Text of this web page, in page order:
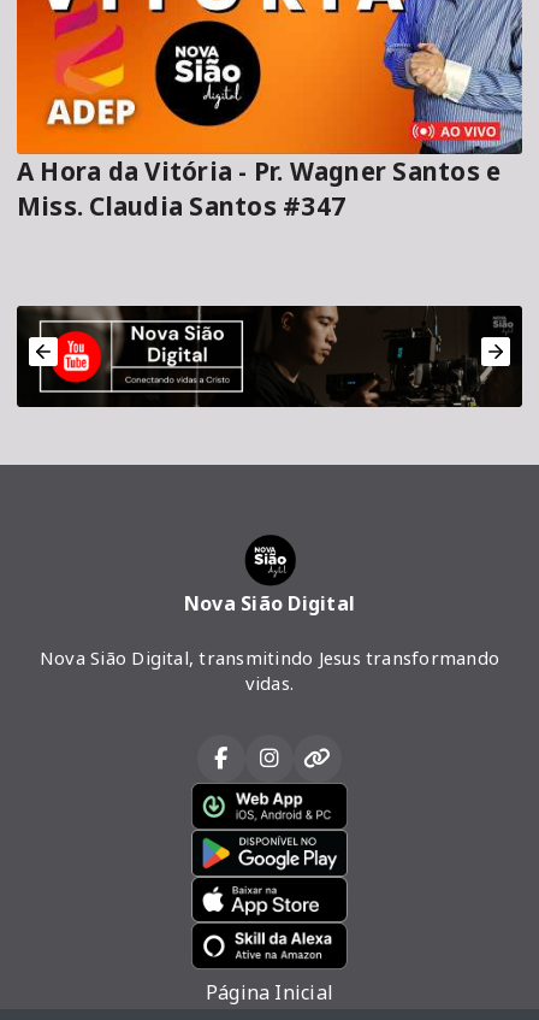
A Hora da Vitória - Pr. Wagner Santos e
Miss. Claudia Santos #347
Nova Sião Digital
Nova Sião Digital, transmitindo Jesus transformando
vidas.
Página Inicial